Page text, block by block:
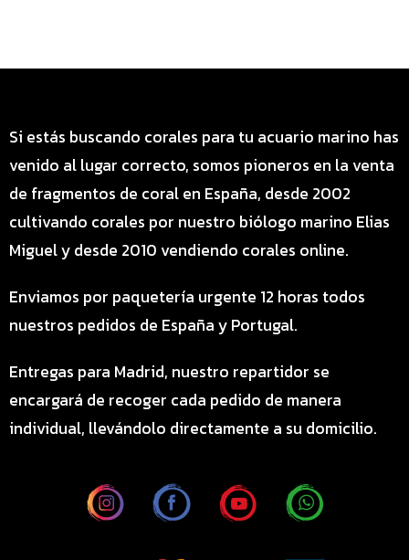
Si estás buscando corales para tu acuario marino has
venido al lugar correcto, somos pioneros en la venta
de fragmentos de coral en España, desde 2002
cultivando corales por nuestro biólogo marino Elias
Miguel y desde 2010 vendiendo corales online.
Enviamos por paquetería urgente 12 horas todos
nuestros pedidos de España y Portugal.
Entregas para Madrid, nuestro repartidor se
encargará de recoger cada pedido de manera
individual, llevándolo directamente a su domicilio.